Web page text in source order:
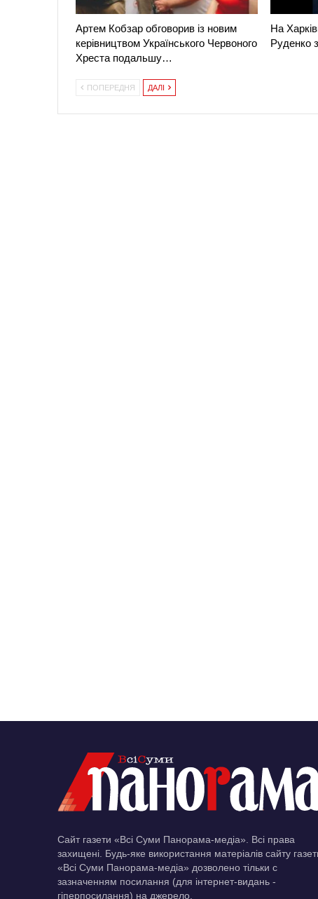
Артем Кобзар обговорив із новим
керівництвом Українського Червоного
Хреста подальшу…
На
Руденко
ПОПЕРЕДНЯ ДАЛІ
Сайт газети «Всі Суми Панорама-медіа». Всі права
захищені. Будь-яке використання матеріалів сайту
«Всі Суми Панорама-медіа» дозволено тільки c
зазначенням посилання (для інтернет-видань -
гіперпосилання) на джерело.